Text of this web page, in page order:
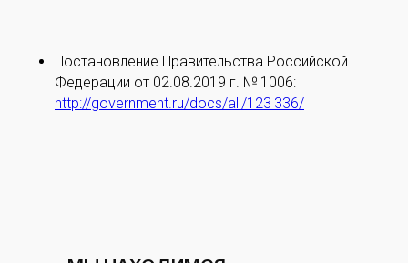
Постановление Правительства Российской
Федерации от 02.08.2019 г. № 1006:
http://government.ru/docs/all/123 336/